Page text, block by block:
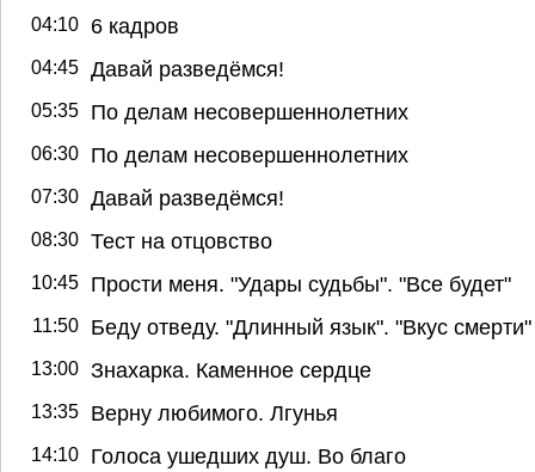
04:10 6 кадров
04:45 Давай разведёмся!
05:35 По делам несовершеннолетних
06:30 По делам несовершеннолетних
07:30 Давай разведёмся!
08:30 Тест на отцовство
10:45 Прости меня. "Удары судьбы". "Все будет"
11:50 Беду отведу. "Длинный язык". "Вкус смерти"
13:00 Знахарка. Каменное сердце
13:35 Верну любимого. Лгунья
14:10 Голоса ушедших душ. Во благо